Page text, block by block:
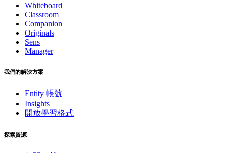
Whiteboard
Classroom
Companion
Originals
Sens
Manager
我們的解決方案
Entity 帳號
Insights
開放學習格式
探索資源